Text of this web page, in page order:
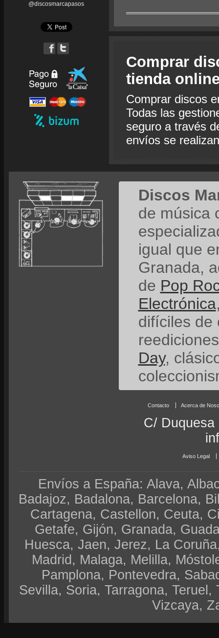
@discosmarcapasos
Comprar
tienda
Comprar discos
Todas las
seguro a través
envíos se
Discos
de música
igual que
Granada,
de Pop
Electrónica
difíciles de
Day,
Contacto Acerca de
C/ Duquesa
Aviso Legal
Envíos a España: Alava,
Badajoz, Badalona, Barcelona,
Cartagena, Castellon, Ceuta,
Getafe, Gijón, Granada,
Huesca, Jaen, Jerez, La
Madrid, Malaga, Melilla,
Pamplona, Pontevedra,
Sevilla, Soria, Tarragona,
Vizcaya,